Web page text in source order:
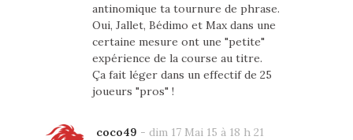
antinomique ta tournure de phrase.
Oui, Jallet, Bédimo et Max dans une
certaine mesure ont une "petite"
expérience de la course au titre.
Ça fait léger dans un effectif de 25
joueurs "pros" !
coco49 - dim 17 Mai 15 à 18 h 21